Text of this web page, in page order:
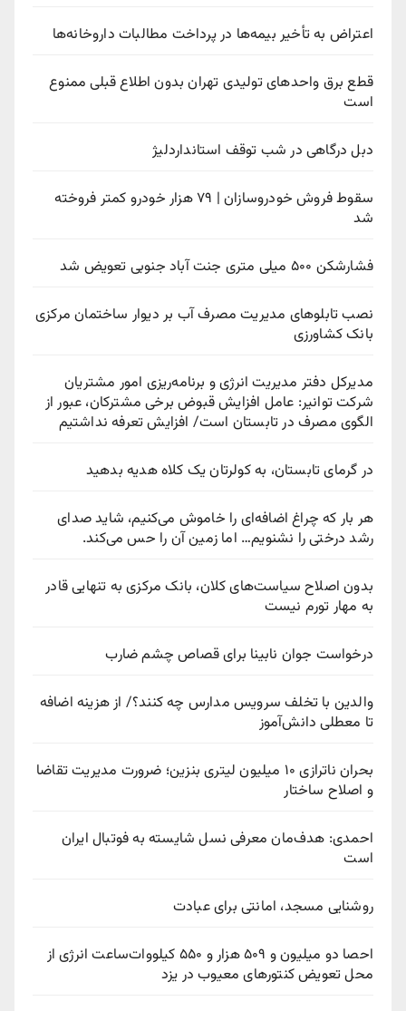
اعتراض به تأخیر بیمه‌ها در پرداخت مطالبات داروخانه‌ها
قطع برق واحدهای تولیدی تهران بدون اطلاع قبلی ممنوع
است
دبل درگاهی در شب توقف استانداردلیژ
سقوط فروش خودروسازان | ۷۹ هزار خودرو کمتر فروخته
شد
فشارشکن ۵۰۰ میلی متری جنت آباد جنوبی تعویض شد
نصب تابلوهای مدیریت مصرف آب بر دیوار ساختمان مرکزی
بانک کشاورزی
مدیرکل دفتر مدیریت انرژی و برنامه‌ریزی امور مشتریان
شرکت توانیر: عامل افزایش قبوض برخی مشترکان، عبور از
الگوی مصرف در تابستان است/ افزایش تعرفه نداشتیم
در گرمای تابستان، به کولرتان یک کلاه هدیه بدهید
هر بار که چراغ اضافه‌ای را خاموش می‌کنیم، شاید صدای
رشد درختی را نشنویم… اما زمین آن را حس می‌کند.
بدون اصلاح سیاست‌های کلان، بانک مرکزی به تنهایی قادر
به مهار تورم نیست
درخواست جوان نابینا برای قصاص چشم ضارب
والدین با تخلف سرویس مدارس چه کنند؟/ از هزینه اضافه
تا معطلی دانش‌آموز
بحران ناترازی ۱۰ میلیون لیتری بنزین؛ ضرورت مدیریت تقاضا
و اصلاح ساختار
احمدی: هدف‌مان معرفی نسل شایسته به فوتبال ایران
است
روشنایی مسجد، امانتی برای عبادت
احصا دو میلیون و ۵۰۹ هزار و ۵۵۰ کیلووات‌ساعت انرژی از
محل تعویض کنتورهای معیوب در یزد